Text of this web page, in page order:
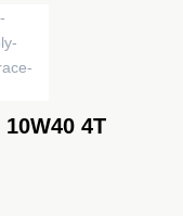
4T